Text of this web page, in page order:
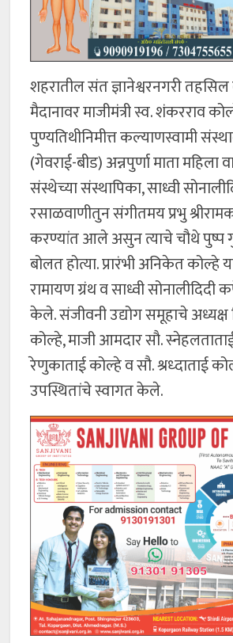
शहरातील संत ज्ञानेश्वरनगरी
मैदानावर माजीमंत्री स्व. शंकरराव
पुण्यतिथीनिमीत्त कल्याणस्वामी
(गेवराई-बीड) अन्नपुर्णा माता महिला
संस्थेच्या संस्थापिका, साध्वी
रसाळवाणीतुन संगीतमय प्रभु
करण्यांत आले असुन त्याचे चौथे पुष्प
बोलत होत्या. प्रारंभी अनिकेत कोल्हे
रामायण ग्रंथ व साध्वी सोनालीदिदी
केले. संजीवनी उद्योग समूहाचे अध्यक्ष
कोल्हे, माजी आमदार सौ.
रेणुकाताई कोल्हे व सौ. श्रध्दाताई
उपस्थितांचे स्वागत केले.